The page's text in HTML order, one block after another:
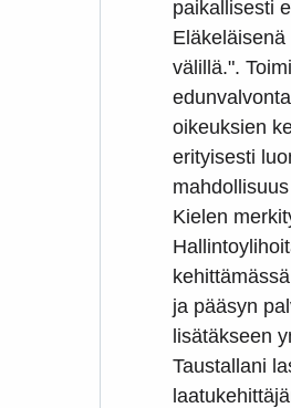
paikallisesti
välillä.".
oikeuksien
erityisesti
Kielen
ja pääsyn
lisätäkseen
Taustallani